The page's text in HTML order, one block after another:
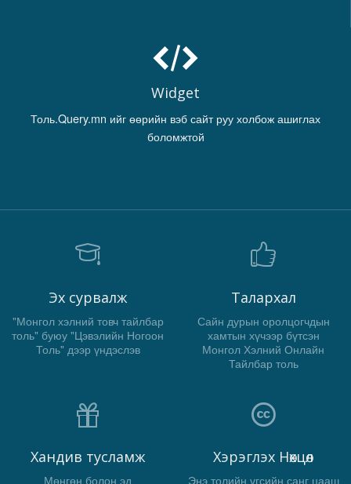
Widget
Толь.Query.mn ийг өөрийн вэб сайт руу холбож ашиглах
боломжтой
Эх сурвалж
"Монгол хэлний товч тайлбар
толь" буюу "Цэвэлийн Ногоон
Толь" дээр үндэслэв
Талархал
Сайн дурын оролцогчдын
хамтын хүчээр бүтсэн
Монгол Хэлний Онлайн
Тайлбар толь
Хандив тусламж
Мөнгөн болон эд
Хэрэглэх Нөхцөл
Энэ толийн үгсийн санг цааш